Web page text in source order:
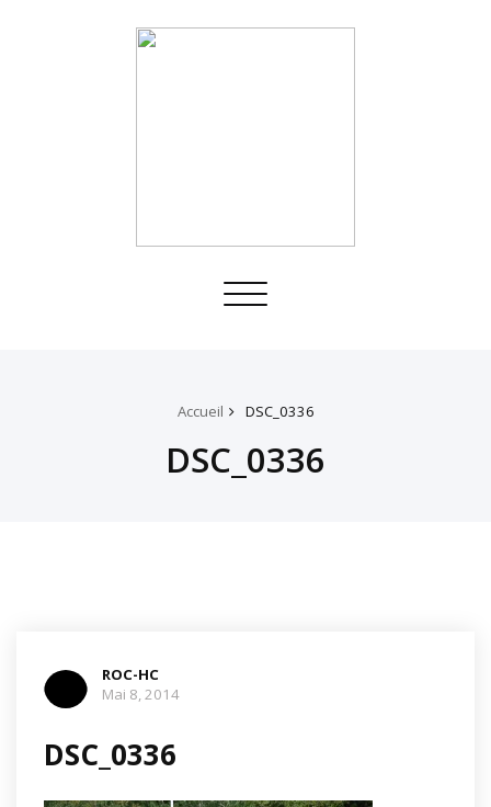
Toggle
Accueil DSC_0336
DSC_0336
ROC-HC
Mai 8, 2014
DSC_0336